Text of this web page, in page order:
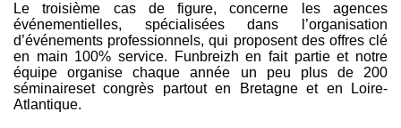
Le troisième cas de figure, concerne les agences
événementielles, spécialisées dans l’organisation
d’événements professionnels, qui proposent des offres clé
en main 100% service. Funbreizh en fait partie et notre
équipe organise chaque année un peu plus de 200
séminaireset congrès partout en Bretagne et en Loire-
Atlantique.